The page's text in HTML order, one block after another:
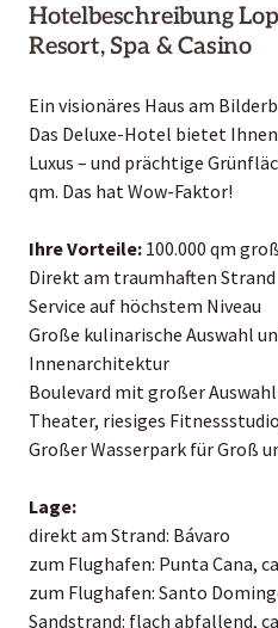
Hotelbeschreibung
Resort, Spa & Casino
Ein visionäres Haus am
Das Deluxe-Hotel bietet
Luxus – und prächtige
qm. Das hat Wow-Faktor!
Ihre Vorteile: 100.000 qm
Direkt am traumhaften Strand
Service auf höchstem Niveau
Große kulinarische Auswahl
Innenarchitektur
Boulevard mit großer Auswahl
Theater, riesiges
Großer Wasserpark für Groß
Lage:
direkt am Strand: Bávaro
zum Flughafen: Punta Cana,
zum Flughafen: Santo
Sandstrand: flach abfallend,